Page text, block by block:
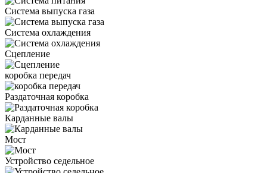
Система выпуска газа
Система охлаждения
Сцепление
коробка передач
Раздаточная коробка
Карданные валы
Мост
Устройство седельное